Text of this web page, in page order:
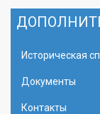
Историческая
Документы
Контакты